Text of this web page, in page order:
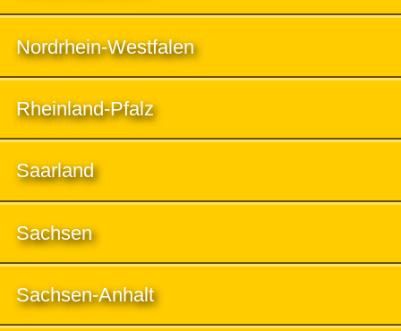
Nordrhein-Westfalen
Rheinland-Pfalz
Saarland
Sachsen
Sachsen-Anhalt